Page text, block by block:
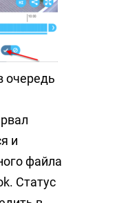
очередь
и
файла
Статус